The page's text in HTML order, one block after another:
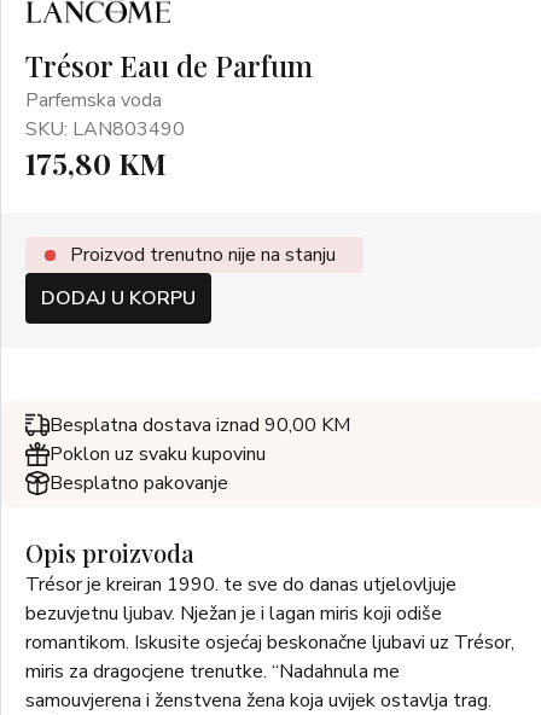
Trésor Eau de Parfum
Parfemska voda
SKU: LAN803490
175,80 KM
Proizvod trenutno nije na stanju
DODAJ U KORPU
Besplatna dostava iznad 90,00 KM
Poklon uz svaku kupovinu
Besplatno pakovanje
Opis proizvoda
Trésor je kreiran 1990. te sve do danas utjelovljuje
bezuvjetnu ljubav. Nježan je i lagan miris koji odiše
romantikom. Iskusite osjećaj beskonačne ljubavi uz Trésor,
miris za dragocjene trenutke. “Nadahnula me
samouvjerena i ženstvena žena koja uvijek ostavlja trag.